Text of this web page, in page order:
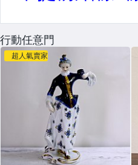
行動任意門
超人氣賣家